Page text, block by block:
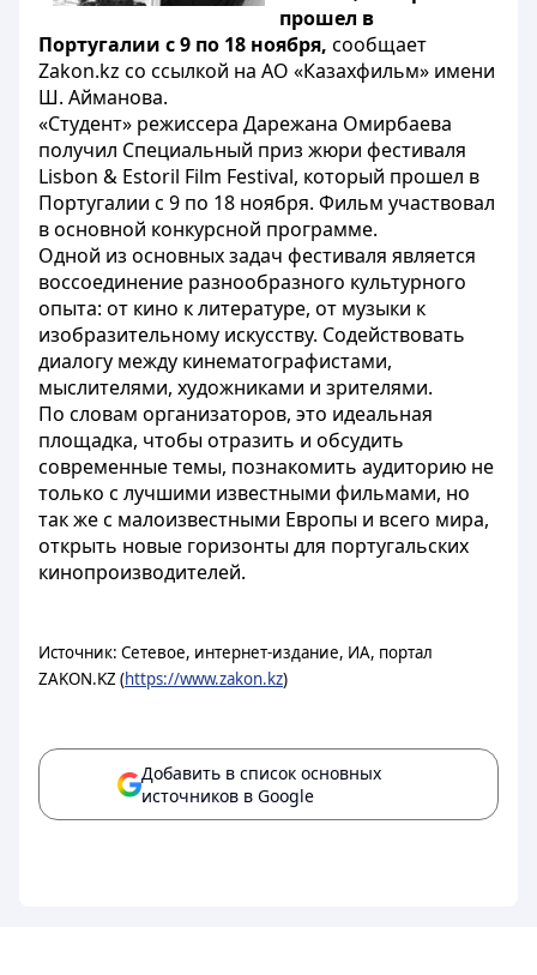
прошел в
Португалии с 9 по 18 ноября, сообщает
Zakon.kz со ссылкой на АО «Казахфильм» имени
Ш. Айманова.
«Студент» режиссера Дарежана Омирбаева
получил Специальный приз жюри фестиваля
Lisbon & Estoril Film Festival, который прошел в
Португалии с 9 по 18 ноября. Фильм участвовал
в основной конкурсной программе.
Одной из основных задач фестиваля является
воссоединение разнообразного культурного
опыта: от кино к литературе, от музыки к
изобразительному искусству. Содействовать
диалогу между кинематографистами,
мыслителями, художниками и зрителями.
По словам организаторов, это идеальная
площадка, чтобы отразить и обсудить
современные темы, познакомить аудиторию не
только с лучшими известными фильмами, но
так же с малоизвестными Европы и всего мира,
открыть новые горизонты для португальских
кинопроизводителей.
Источник: Сетевое, интернет-издание, ИА, портал
ZAKON.KZ (https://www.zakon.kz)
Добавить в список основных
источников в Google